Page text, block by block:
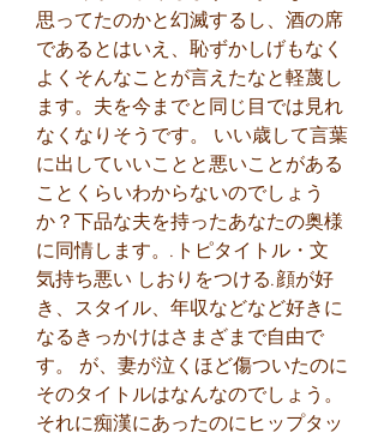
思ってたのかと幻滅するし、酒の席
であるとはいえ、恥ずかしげもなく
よくそんなことが言えたなと軽蔑し
ます。夫を今までと同じ目では見れ
なくなりそうです。 いい歳して言葉
に出していいことと悪いことがある
ことくらいわからないのでしょう
か？下品な夫を持ったあなたの奥様
に同情します。.トピタイトル・文
気持ち悪い しおりをつける.顔が好
き、スタイル、年収などなど好きに
なるきっかけはさまざまで自由で
す。 が、妻が泣くほど傷ついたのに
そのタイトルはなんなのでしょう。
それに痴漢にあったのにヒップタッ